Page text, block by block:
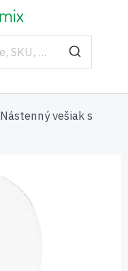
Nástenný vešiak s